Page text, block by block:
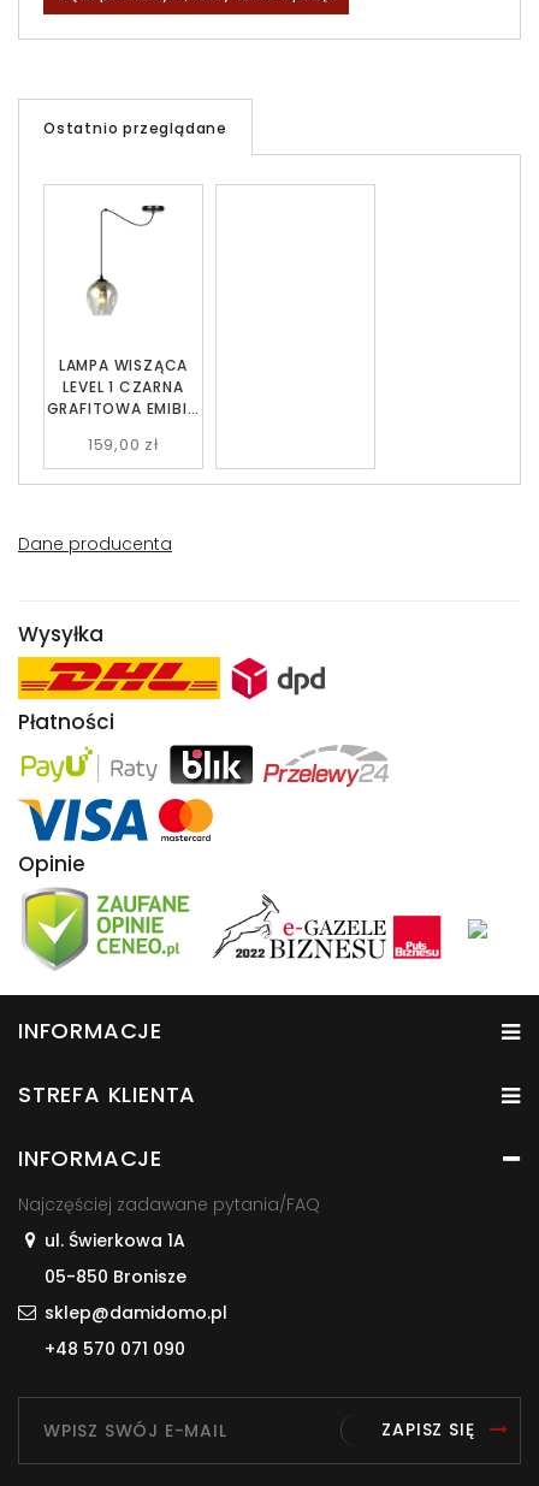
Ostatnio przeglądane
LAMPA WISZĄCA
LEVEL 1 CZARNA
GRAFITOWA EMIBIG
159,00 zł
Dane producenta
Wysyłka
Płatności
Opinie
INFORMACJE
STREFA KLIENTA
INFORMACJE
Najczęściej zadawane pytania/FAQ
ul. Świerkowa 1A
05-850 Bronisze
sklep@damidomo.pl
+48 570 071 090
ZAPISZ SIĘ